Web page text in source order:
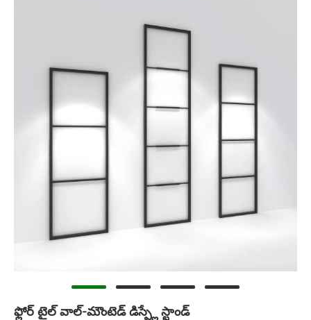
ఫ్లోర్ టైల్ వాల్-మౌంటెడ్ డిస్ప్లే స్టాండ్